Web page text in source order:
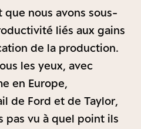
nous avons sous-
liés aux gains
de la production.
les yeux, avec
en Europe,
de Ford et de Taylor,
pas vu à quel point ils